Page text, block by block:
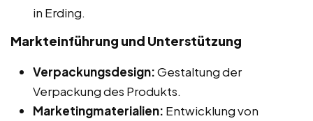
in Erding.
Markteinführung und Unterstützung
Verpackungsdesign:Gestaltung der
Verpackung des Produkts.
Marketingmaterialien: Entwicklung von